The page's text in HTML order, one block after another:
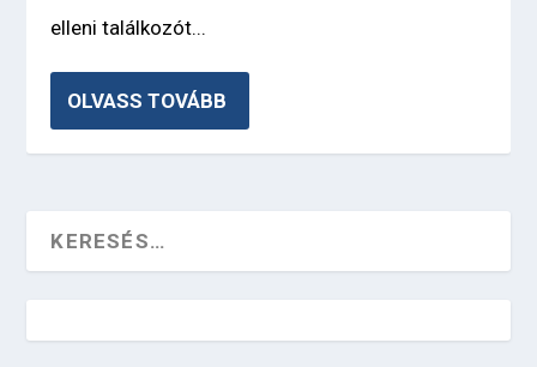
elleni találkozót...
OLVASS TOVÁBB